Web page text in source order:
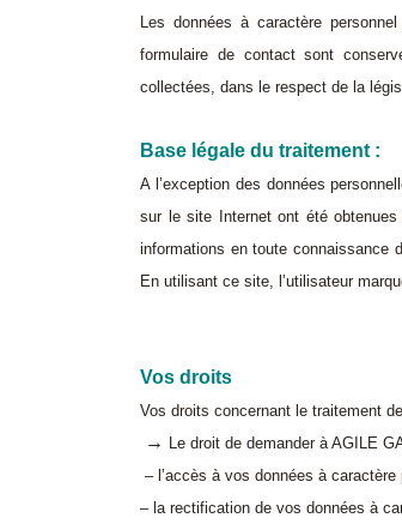
Les données à caractère
formulaire de contact sont
collectées, dans le respect de la
Base légale du traitement :
A l’exception des données
sur le site Internet ont été
informations en toute connaissance
En utilisant ce site, l’utilisateur
Vos droits
Vos droits concernant le traitement
→ Le droit de demander à AGILE
– l’accès à vos données à caractère
– la rectification de vos données à